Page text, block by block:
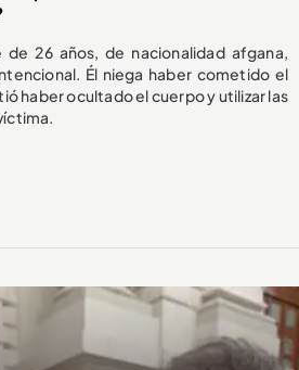
26 años, de nacionalidad afgana,
Él niega haber cometido el
haber ocultado el cuerpo y utilizar las